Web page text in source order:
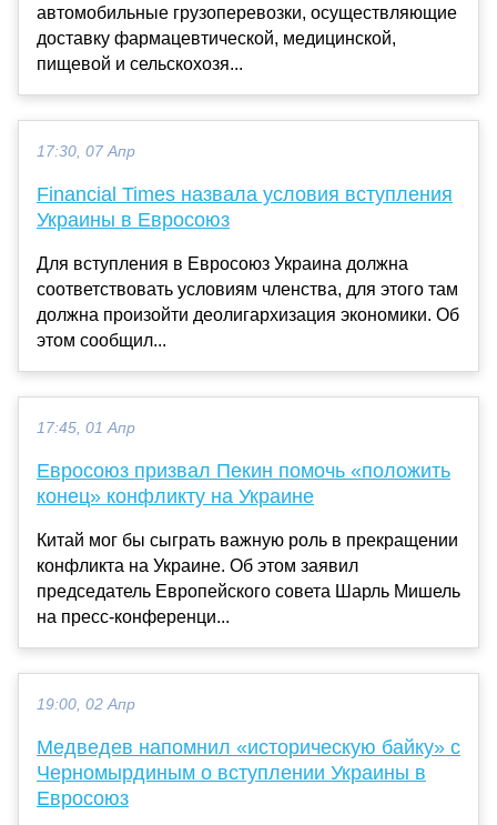
автомобильные грузоперевозки, осуществляющие
доставку фармацевтической, медицинской,
пищевой и сельскохозя...
17:30, 07 Апр
Financial Times назвала условия вступления
Украины в Евросоюз
Для вступления в Евросоюз Украина должна
соответствовать условиям членства, для этого там
должна произойти деолигархизация экономики. Об
этом сообщил...
17:45, 01 Апр
Евросоюз призвал Пекин помочь «положить
конец» конфликту на Украине
Китай мог бы сыграть важную роль в прекращении
конфликта на Украине. Об этом заявил
председатель Европейского совета Шарль Мишель
на пресс-конференци...
19:00, 02 Апр
Медведев напомнил «историческую байку» с
Черномырдиным о вступлении Украины в
Евросоюз